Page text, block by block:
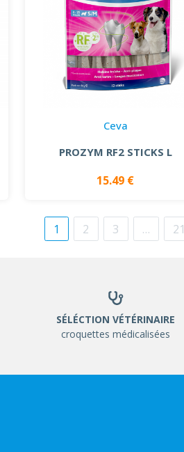
Ceva
PROZYM RF2 STICKS L
15.49 €
1 2 3 … 21
SÉLÉCTION VÉTÉRINAIRE
croquettes médicalisées